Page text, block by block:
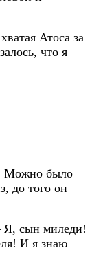
Атоса за
что я
Можно было
до того он
Я, сын миледи!
И я знаю